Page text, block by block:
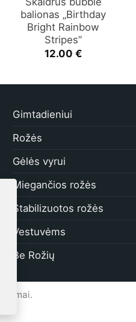
balionas „Birthday
Bright Rainbow
Stripes”
12.00 €
Gimtadieniui
Rožės
Gėlės vyrui
Miegančios rožės
Stabilizuotos rožės
Vestuvėms
Be Rožių